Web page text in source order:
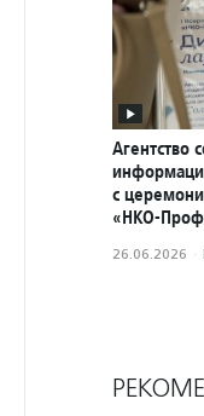
Агентство
с
«НКО-
26.06.2026 ·